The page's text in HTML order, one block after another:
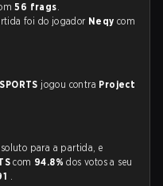
56 frags.
foi do jogador Neqy com
jogou contra Project
para a partida, e
com 94.8%dos votos a seu
.